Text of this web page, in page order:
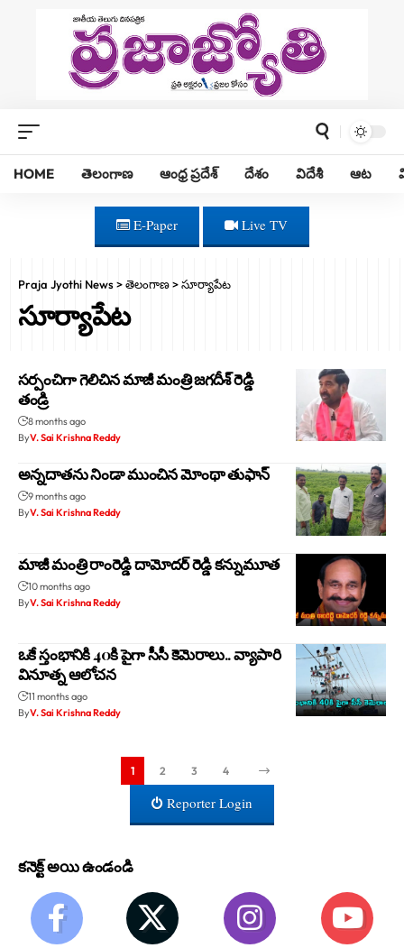
HOME తెలంగాణ ఆంధ్ర ప్రదేశ్ దేశం విదేశీ ఆట
E-Paper Live TV
Praja Jyothi News>తెలంగాణ>సూర్యాపేట
సూర్యాపేట
సర్పంచిగా గెలిచిన మాజీ మంత్రి జగదీశ్ రెడ్డి
తండ్రి
8 months ago
ByV. Sai Krishna Reddy
అన్నదాతను నిండా ముంచిన మోంథా తుఫాన్
9 months ago
ByV. Sai Krishna Reddy
మాజీ మంత్రి రాంరెడ్డి దామోద‌ర్ రెడ్డి కన్నుమూత‌
10 months ago
ByV. Sai Krishna Reddy
ఒకే స్తంభానికి 40కి పైగా సీసీ కెమెరాలు.. వ్యాపారి
వినూత్న ఆలోచన
11 months ago
ByV. Sai Krishna Reddy
1 2 3 4
Reporter Login
కనెక్ట్ అయి ఉండండి